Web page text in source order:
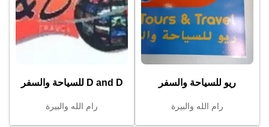
ريو للسياحة والسفر
رام الله والبيرة
D and D للسياحة والسفر
رام الله والبيرة